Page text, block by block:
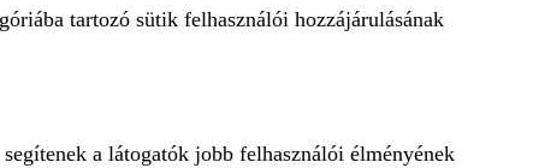
tartozó sütik felhasználói hozzájárulásának
a látogatók jobb felhasználói élményének